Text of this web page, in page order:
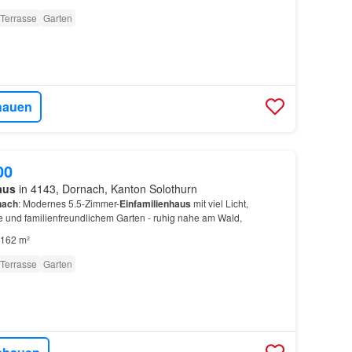
Terrasse Garten
in 4143, Dornach, Kanton Solothurn
: Modernes 5.5-Zimmer-Einfamilienhaus mit viel Licht,
und familienfreundlichem Garten - ruhig nahe am Wald,
162 m²
Terrasse Garten